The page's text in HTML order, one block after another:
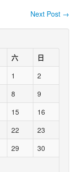
Next Post →
六 日
1
2
8
9
15
16
22
23
29
30